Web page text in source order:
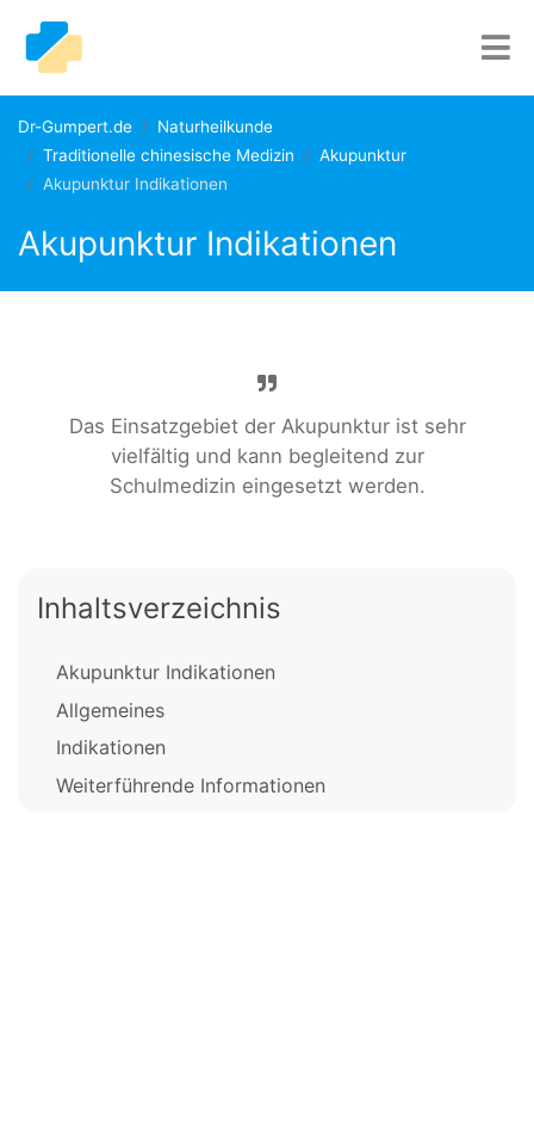
Dr-Gumpert.de
Naturheilkunde
Traditionelle chinesische Medizin
Akupunktur
Akupunktur Indikationen
Akupunktur Indikationen
Das Einsatzgebiet der Akupunktur ist sehr
vielfältig und kann begleitend zur
Schulmedizin eingesetzt werden.
Inhaltsverzeichnis
Akupunktur Indikationen
Allgemeines
Indikationen
Weiterführende Informationen